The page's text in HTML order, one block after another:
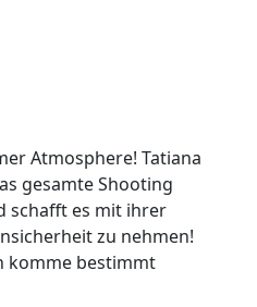
Atmosphere! Tatiana
gesamte Shooting
schafft es mit ihrer
zu nehmen!
komme bestimmt